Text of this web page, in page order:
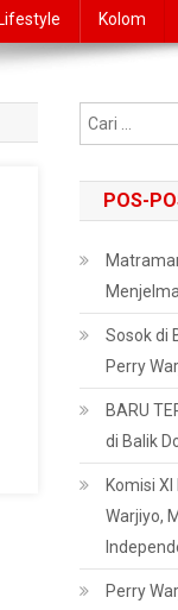
Lifestyle Kolom
POS-
Sosok di
Perry
BARU
di Balik
Komisi
Warjiyo,
Perry